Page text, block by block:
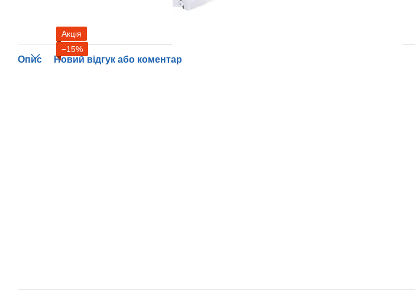
Акція
−15%
Опис Новий відгук або коментар